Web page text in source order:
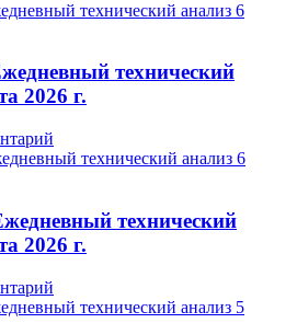
технический
2026 г.
технический
2026 г.